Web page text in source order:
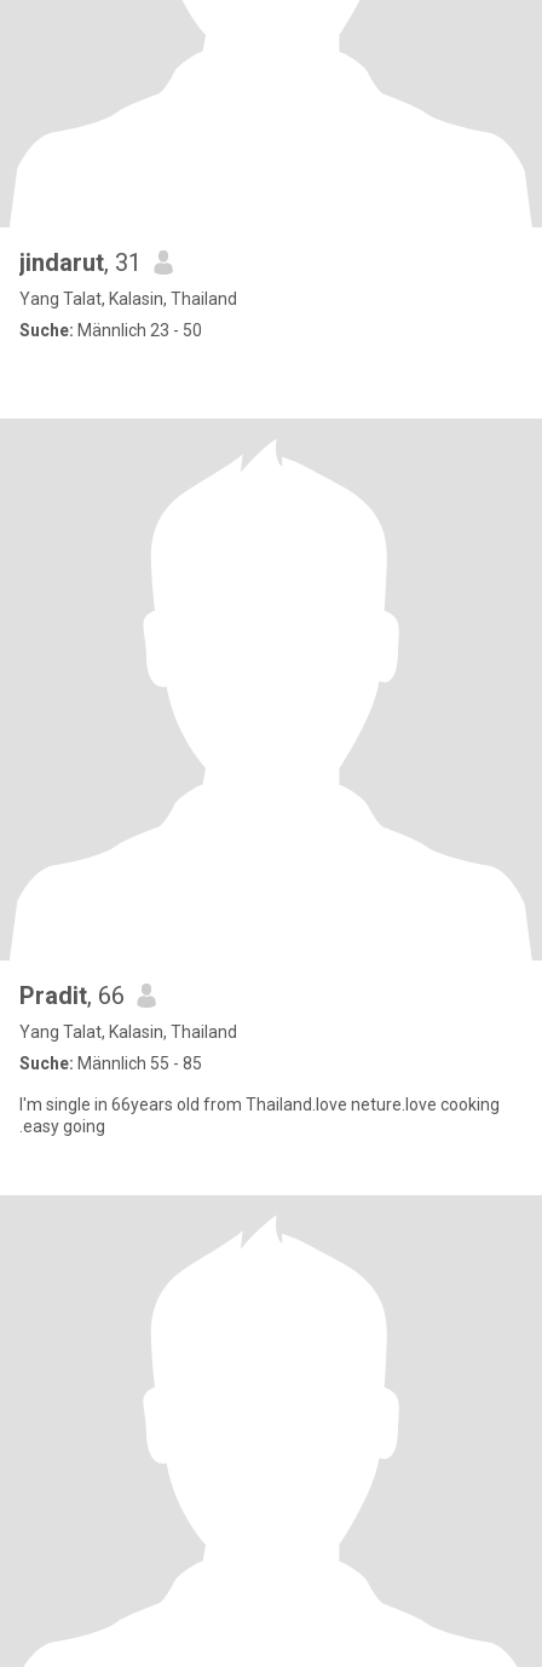
jindarut, 31
Yang Talat, Kalasin, Thailand
Suche: Männlich 23 - 50
Pradit, 66
Yang Talat, Kalasin, Thailand
Suche: Männlich 55 - 85
I'm single in 66years old from Thailand.love neture.love cooking
.easy going